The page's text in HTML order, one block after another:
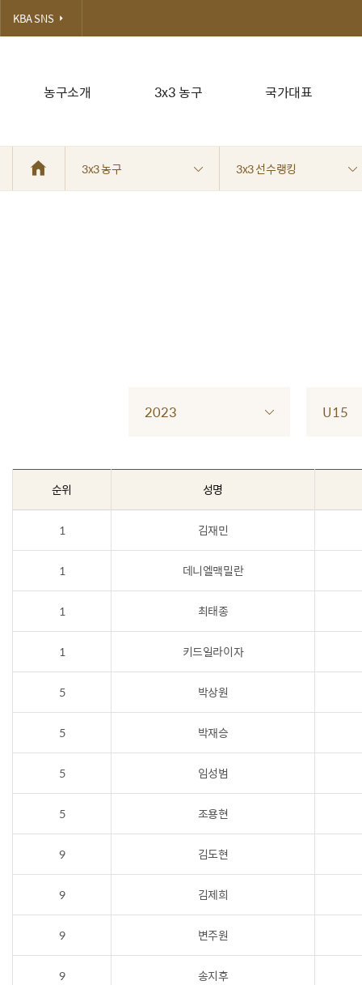
농구소개 3x3 농구 국가대표
KBA SNS
3x3 농구 3x3 선수랭킹
2023 U15
순위 성명
1 김재민
1 데니엘맥밀란
1 최태종
1 키드일라이자
5 박상원
5 박재승
5 임성범
5 조용현
9 김도현
9 김제희
9 변주원
9 송지후